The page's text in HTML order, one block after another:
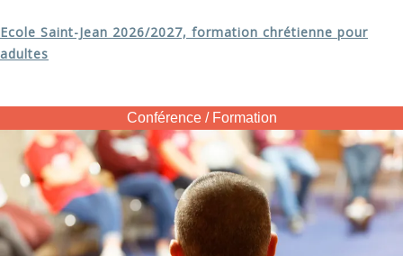
Ecole Saint-Jean 2026/2027, formation chrétienne pour
adultes
Conférence / Formation